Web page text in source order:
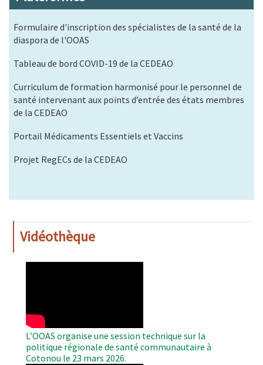
Formulaire d'inscription des spécialistes de la santé de la
diaspora de l'OOAS
Tableau de bord COVID-19 de la CEDEAO
Curriculum de formation harmonisé pour le personnel de
santé intervenant aux points d’entrée des états membres
de la CEDEAO
Portail Médicaments Essentiels et Vaccins
Projet RegECs de la CEDEAO
Vidéothèque
L’OOAS organise une session technique sur la
politique régionale de santé communautaire à
Cotonou le 23 mars 2026.